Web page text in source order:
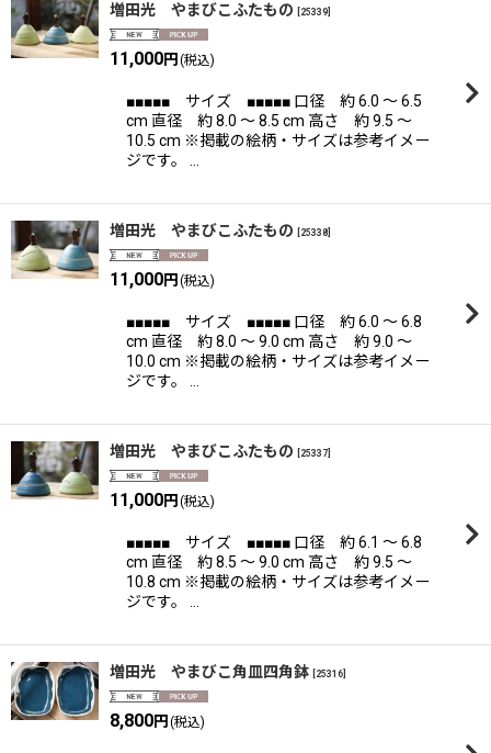
増田光 やまびこふたもの 25339
11,000円 (税込)
■■■■■ サイズ ■■■■■ 口径 約 6.0 〜 6.5
cm 直径 約 8.0 〜 8.5 cm 高さ 約 9.5 〜
10.5 cm ※掲載の絵柄・サイズは参考イメー
ジです。 …
増田光 やまびこふたもの 25338
11,000円 (税込)
■■■■■ サイズ ■■■■■ 口径 約 6.0 〜 6.8
cm 直径 約 8.0 〜 9.0 cm 高さ 約 9.0 〜
10.0 cm ※掲載の絵柄・サイズは参考イメー
ジです。 …
増田光 やまびこふたもの 25337
11,000円 (税込)
■■■■■ サイズ ■■■■■ 口径 約 6.1 〜 6.8
cm 直径 約 8.5 〜 9.0 cm 高さ 約 9.5 〜
10.8 cm ※掲載の絵柄・サイズは参考イメー
ジです。 …
増田光 やまびこ角皿四角鉢 25316
8,800円 (税込)